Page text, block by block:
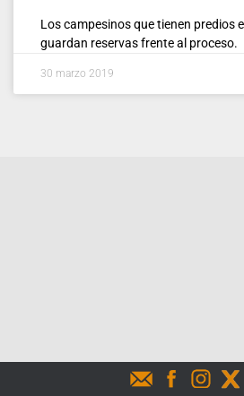
Los campesinos que tienen predios
guardan reservas frente al proceso.
30 marzo 2019